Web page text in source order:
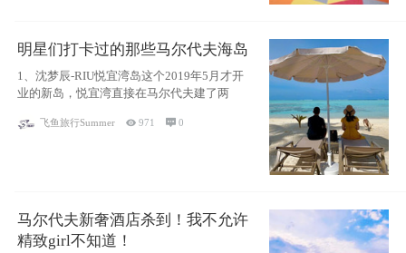
明星们打卡过的那些马尔代夫海岛
1、沈梦辰-RIU悦宜湾岛这个2019年5月才开
业的新岛，悦宜湾直接在马尔代夫建了两
飞鱼旅行Summer 971 0
马尔代夫新奢酒店杀到！我不允许
精致girl不知道！